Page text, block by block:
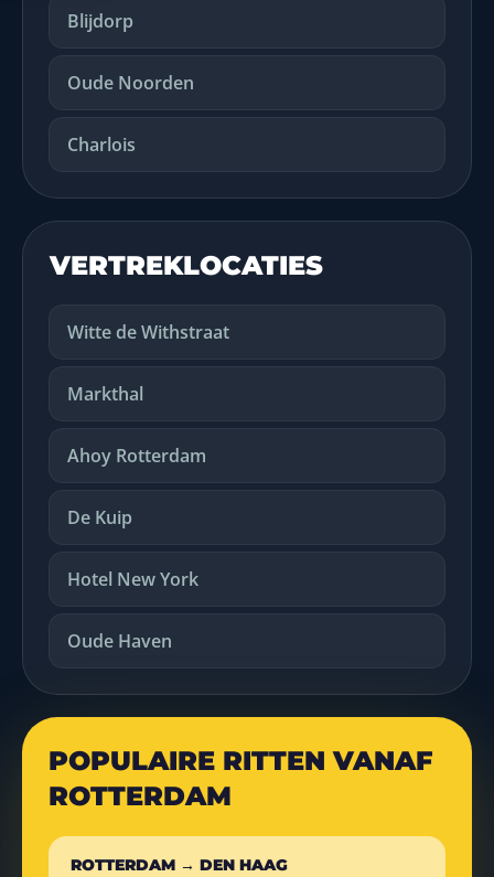
Blijdorp
Oude Noorden
Charlois
VERTREKLOCATIES
Witte de Withstraat
Markthal
Ahoy Rotterdam
De Kuip
Hotel New York
Oude Haven
POPULAIRE RITTEN VANAF
ROTTERDAM
ROTTERDAM → DEN HAAG